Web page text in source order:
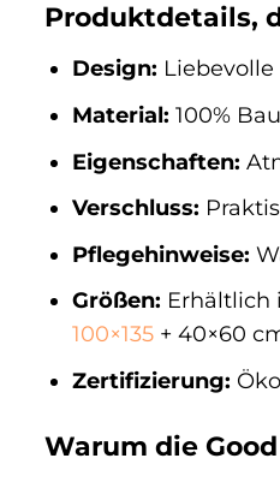
Produktdetails,
Design:
Material: 100%
Eigenschaften:
Verschluss:
Pflegehinweise:
Größen: Erhältlich
100×135+ 40×60
Zertifizierung:
Warum die